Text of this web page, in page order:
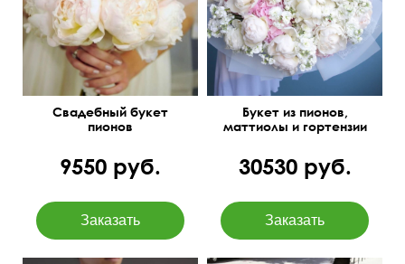
Свадебный букет
пионов
9550 руб.
Букет из пионов,
маттиолы и гортензии
30530 руб.